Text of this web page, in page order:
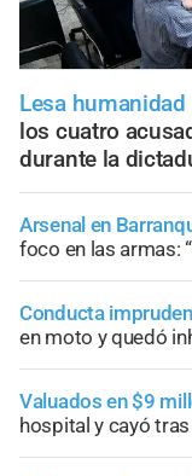
Lesa humanidad
los cuatro
durante la
Arsenal en
foco en las armas:
Conducta
en moto y quedó
Valuados en $9
hospital y cayó